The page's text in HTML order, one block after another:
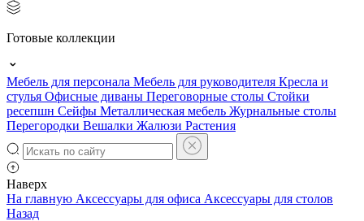
Готовые коллекции
Мебель для персонала Мебель для руководителя Кресла и
стулья Офисные диваны Переговорные столы Стойки
ресепшн Сейфы Металлическая мебель Журнальные столы
Перегородки Вешалки Жалюзи Растения
Наверх
На главную Аксессуары для офиса Аксессуары для столов
Назад